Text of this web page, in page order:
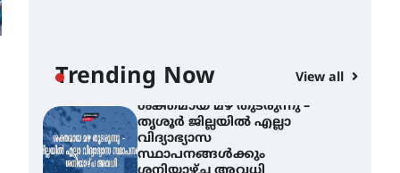
Trending Now View all
August 8, 2026
ശക്തമായ മഴ തുടരുന്നു –
തൃശൂർ ജില്ലയിൽ എല്ലാ
വിദ്യാഭ്യാസ
സ്ഥാപനങ്ങൾക്കും